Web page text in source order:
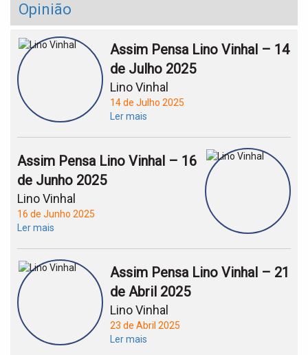
Opinião
Assim Pensa Lino Vinhal – 14
de Julho 2025
Lino Vinhal
14 de Julho 2025
Ler mais
Assim Pensa Lino Vinhal – 16
de Junho 2025
Lino Vinhal
16 de Junho 2025
Ler mais
Assim Pensa Lino Vinhal – 21
de Abril 2025
Lino Vinhal
23 de Abril 2025
Ler mais